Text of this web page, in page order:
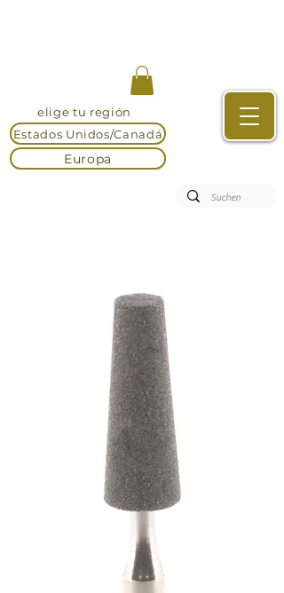
elige tu región
Estados Unidos/Canadá
Europa